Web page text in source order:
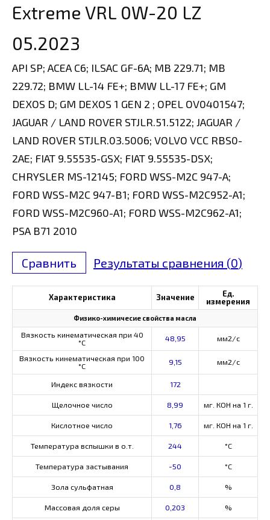
Extreme VRL 0W-20 LZ
05.2023
API SP; ACEA C6; ILSAC GF-6A; MB 229.71; MB
229.72; BMW LL-14 FE+; BMW LL-17 FE+; GM
DEXOS D; GM DEXOS 1 GEN 2 ; OPEL OV0401547;
JAGUAR / LAND ROVER STJLR.51.5122; JAGUAR /
LAND ROVER STJLR.03.5006; VOLVO VCC RBS0-
2AE; FIAT 9.55535-GSX; FIAT 9.55535-DSX;
CHRYSLER MS-12145; FORD WSS-M2C 947-A;
FORD WSS-M2C 947-B1; FORD WSS-M2C952-A1;
FORD WSS-M2C960-A1; FORD WSS-M2C962-A1;
PSA B71 2010
Сравнить Результаты сравнения (0)
Характеристика Значение
Ед.
измерения
Физико-химичесие свойства масла
Вязкость кинематическая при 40
°С
48,95 мм2/с
Вязкость кинематическая при 100
°С
9,15 мм2/с
Индекс вязкости 172
Щелочное число 8,99 мг. КОН на 1 г.
Кислотное число 1,76 мг. КОН на 1 г.
Температура вспышки в о.т. 244 °C
Температура застывания -50 °C
Зола сульфатная 0,8 %
Массовая доля серы 0,203 %